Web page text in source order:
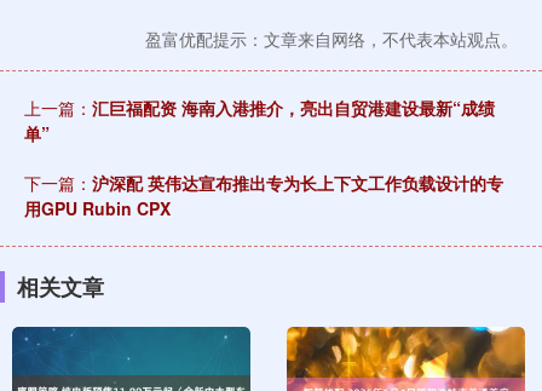
盈富优配提示：文章来自网络，不代表本站观点。
上一篇： 汇巨福配资 海南入港推介，亮出自贸港建设最新“成绩
单”
下一篇： 沪深配 英伟达宣布推出专为长上下文工作负载设计的专
用GPU Rubin CPX
相关文章